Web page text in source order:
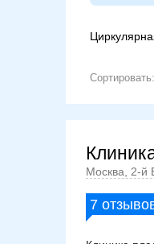
Сортировать:
Москва, 2-й
7